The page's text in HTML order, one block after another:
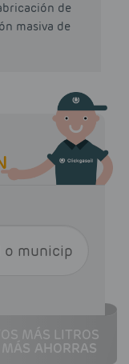
de
masiva de
MÁS LITROS
MÁS AHORRAS